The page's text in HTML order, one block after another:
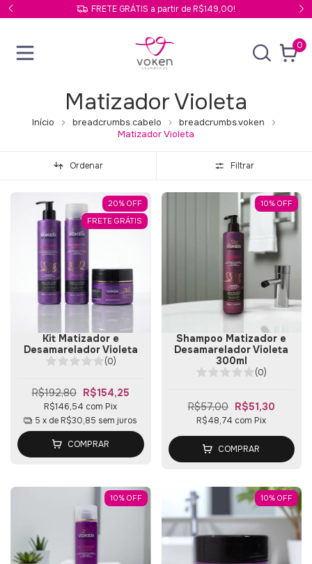
FRETE GRÁTIS a partir de R$149,00!
0
Matizador Violeta
Início breadcrumbs.cabelo
breadcrumbs.voken
Matizador Violeta
Ordenar Filtrar
20% OFF
FRETE GRÁTIS
Kit Matizador e
Desamarelador Violeta
(0)
R$192,80 R$154,25
R$146,54 com Pix
5 x de R$30,85 sem juros
COMPRAR
10% OFF
Shampoo Matizador e
Desamarelador Violeta
300ml
(0)
R$57,00 R$51,30
R$48,74 com Pix
COMPRAR
10% OFF 10% OFF